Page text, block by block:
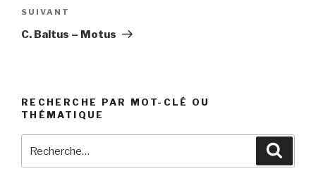
Article
suivant
SUIVANT
C. Baltus – Motus
RECHERCHE PAR MOT-CLÉ OU
THÉMATIQUE
pour